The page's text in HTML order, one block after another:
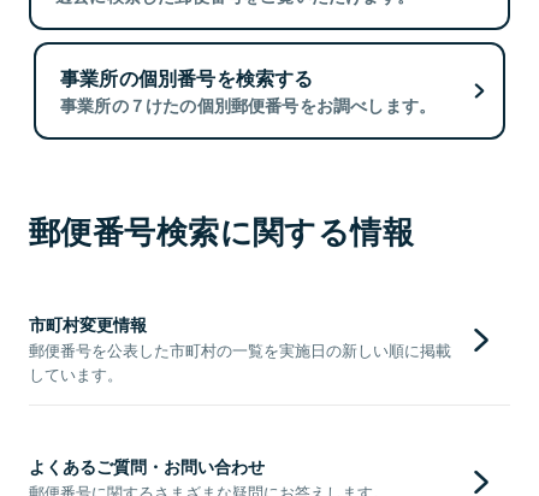
事業所の個別番号を検索する
事業所の７けたの個別郵便番号をお調べします。
郵便番号検索に関する情報
市町村変更情報
郵便番号を公表した市町村の一覧を実施日の新しい順に掲載
しています。
よくあるご質問・お問い合わせ